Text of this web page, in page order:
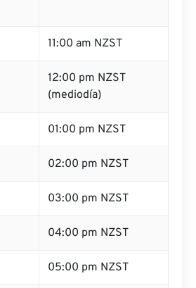
11:00 am NZST
12:00 pm NZST
(mediodía)
01:00 pm NZST
02:00 pm NZST
03:00 pm NZST
04:00 pm NZST
05:00 pm NZST